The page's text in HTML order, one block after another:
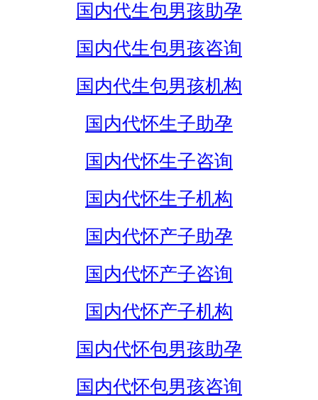
国内代生包男孩助孕
国内代生包男孩咨询
国内代生包男孩机构
国内代怀生子助孕
国内代怀生子咨询
国内代怀生子机构
国内代怀产子助孕
国内代怀产子咨询
国内代怀产子机构
国内代怀包男孩助孕
国内代怀包男孩咨询